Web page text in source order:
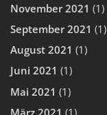
November 2021 (1)
September 2021 (1)
August 2021 (1)
Juni 2021 (1)
Mai 2021 (1)
März 2021 (1)